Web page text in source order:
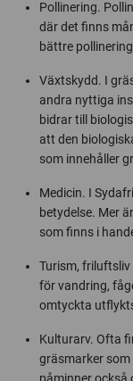
Pollinering.
där det finns
bättre
Växtskydd. I
andra nyttiga
bidrar till
att den
som innehåller
Medicin. I
betydelse. Mer
som finns i
Turism,
för vandring,
omtyckta
Kulturarv. Ofta
gräsmarker
påminner också